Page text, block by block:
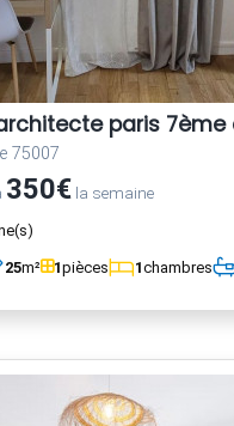
paris 7ème
75007
350€ la semaine
25m² 1pièces 1chambres